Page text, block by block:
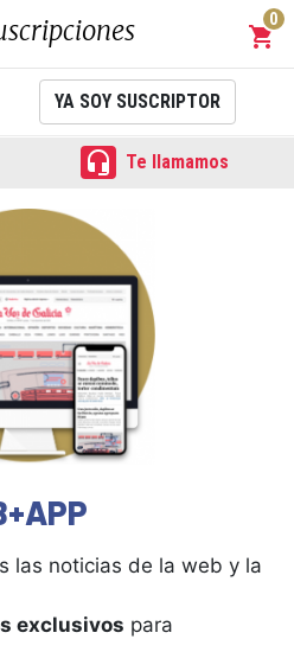
shopping_cart
0
YA SOY SUSCRIPTOR
 Te llamamos
las noticias de la web y la
exclusivos para